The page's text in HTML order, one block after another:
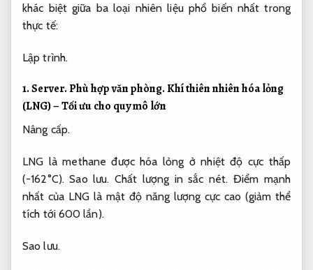
khác biệt giữa ba loại nhiên liệu phổ biến nhất trong
thực tế:
Lập trình.
1.Server.Phù hợp văn phòng.Khí thiên nhiên hóa lỏng
(LNG) – Tối ưu cho quy mô lớn
Nâng cấp.
LNG là methane được hóa lỏng ở nhiệt độ cực thấp
(-162°C).Sao lưu. Chất lượng in sắc nét. Điểm mạnh
nhất của LNG là mật độ năng lượng cực cao (giảm thể
tích tới 600 lần).
Sao lưu.